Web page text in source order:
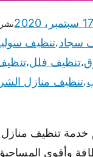
17 سبتمبر، 2020
سجاد،تنظيف
،تنظيف فلل،
،تنظيف منازل
خدمة تنظيف
وأقوى المساحيق